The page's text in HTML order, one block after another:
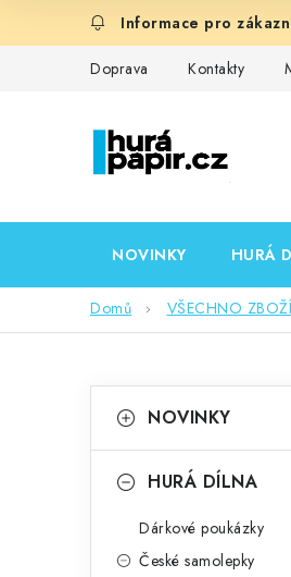
Doprava Kontakty
NOVINKY HURÁ
Domů VŠECHNO ZBOŽÍ
okategorie
a
NOVINKY
HURÁ DÍLNA
Dárkové poukázky
České samolepky